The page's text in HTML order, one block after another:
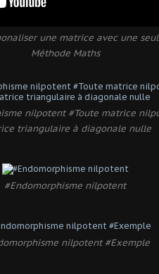
une matrice avec une
Méthode Maths
nilpotent #Toute matrice
triangulaire à diagonale nulle
#Endomorphisme nilpotent
nilpotent #Exemple